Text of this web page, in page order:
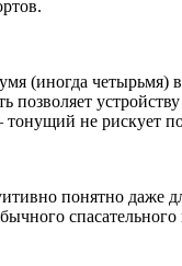
(иногда
тонущий не рискует
понятно даже